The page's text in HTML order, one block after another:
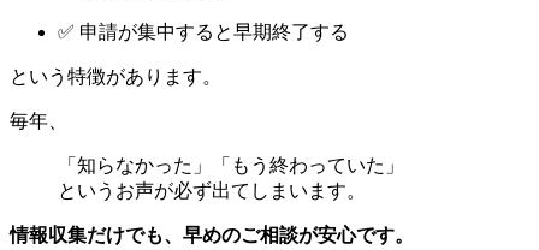
✅ 申請が集中すると早期終了する
という特徴があります。
毎年、
「知らなかった」「もう終わっていた」
というお声が必ず出てしまいます。
情報収集だけでも、早めのご相談が安心です。